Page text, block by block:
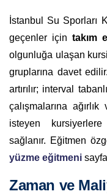
İstanbul Su Sporları
geçenler için takım
olgunluğa ulaşan
gruplarına davet
artırılır; interval
çalışmalarına
isteyen
sağlanır. Eğitmen
yüzme eğitmeni
Zaman ve